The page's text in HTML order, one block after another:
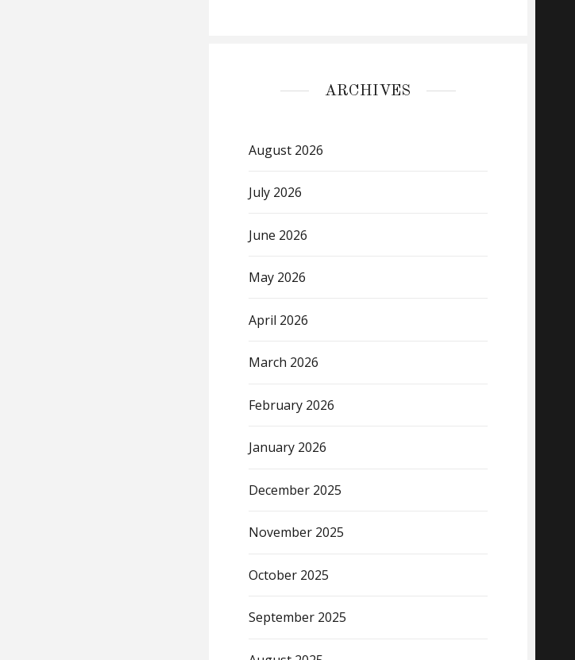
ARCHIVES
August 2026
July 2026
June 2026
May 2026
April 2026
March 2026
February 2026
January 2026
December 2025
November 2025
October 2025
September 2025